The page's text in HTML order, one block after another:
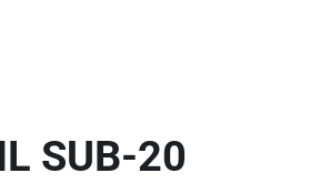
SUB-20